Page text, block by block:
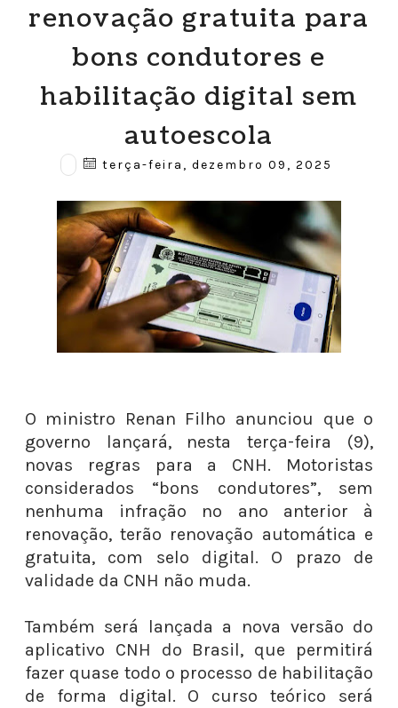
renovação gratuita para
bons condutores e
habilitação digital sem
autoescola
terça-feira, dezembro 09, 2025
O ministro Renan Filho anunciou que o
governo lançará, nesta terça-feira (9),
novas regras para a CNH. Motoristas
considerados “bons condutores”, sem
nenhuma infração no ano anterior à
renovação, terão renovação automática e
gratuita, com selo digital. O prazo de
validade da CNH não muda.
Também será lançada a nova versão do
aplicativo CNH do Brasil, que permitirá
fazer quase todo o processo de habilitação
de forma digital. O curso teórico será